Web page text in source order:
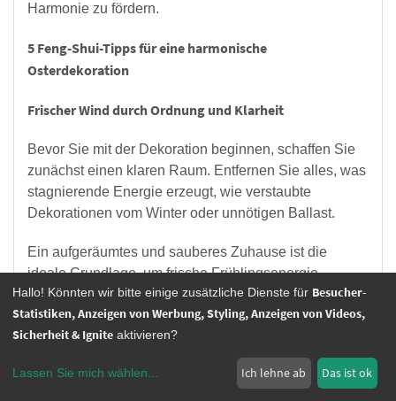
Harmonie zu fördern.
5 Feng-Shui-Tipps für eine harmonische
Osterdekoration
Frischer Wind durch Ordnung und Klarheit
Bevor Sie mit der Dekoration beginnen, schaffen Sie
zunächst einen klaren Raum. Entfernen Sie alles, was
stagnierende Energie erzeugt, wie verstaubte
Dekorationen vom Winter oder unnötigen Ballast.
Ein aufgeräumtes und sauberes Zuhause ist die
ideale Grundlage, um frische Frühlingsenergie
einziehen zu lassen.
Farben für Ostern: Die Symbolik im Feng-Shui
Farben spielen in der Oster- und Feng-Shui-
Hallo! Könnten wir bitte einige zusätzliche Dienste für Besucher-
Statistiken, Anzeigen von Werbung, Styling, Anzeigen von Videos,
Sicherheit & Ignite aktivieren?
Lassen Sie mich wählen... Ich lehne ab Das ist ok